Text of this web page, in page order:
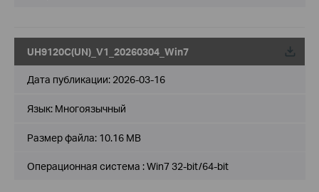
UH9120C(UN)_V1_20260304_Win7
Дата публикации: 2026-03-16
Язык: Многоязычный
Размер файла: 10.16 MB
Операционная система : Win7 32-bit/64-bit